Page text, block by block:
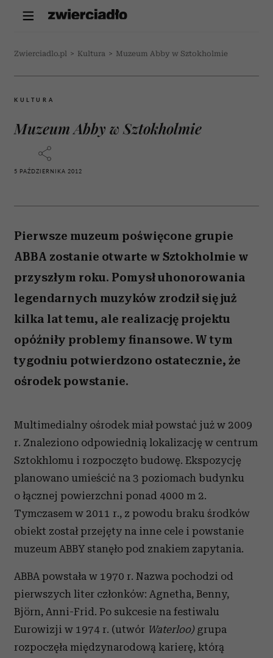
Zwierciadlo.pl > Kultura > Muzeum Abby w Sztokholmie
KULTURA
Muzeum Abby w Sztokholmie
5 PAŹDZIERNIKA 2012
Pierwsze muzeum poświęcone grupie
ABBA zostanie otwarte w Sztokholmie w
przyszłym roku. Pomysł uhonorowania
legendarnych muzyków zrodził się już
kilka lat temu, ale realizację projektu
opóźniły problemy finansowe. W tym
tygodniu potwierdzono ostatecznie, że
ośrodek powstanie.
Multimedialny ośrodek miał powstać już w 2009
r. Znaleziono odpowiednią lokalizację w centrum
Sztokhlomu i rozpoczęto budowę. Ekspozycję
planowano umieścić na 3 poziomach budynku
o łącznej powierzchni ponad 4000 m 2.
Tymczasem w 2011 r., z powodu braku środków
obiekt został przejęty na inne cele i powstanie
muzeum ABBY stanęło pod znakiem zapytania.
ABBA powstała w 1970 r. Nazwa pochodzi od
pierwszych liter członków: Agnetha, Benny,
Björn, Anni-Frid. Po sukcesie na festiwalu
Eurowizji w 1974 r. (utwór Waterloo)grupa
rozpoczęła międzynarodową karierę, którą